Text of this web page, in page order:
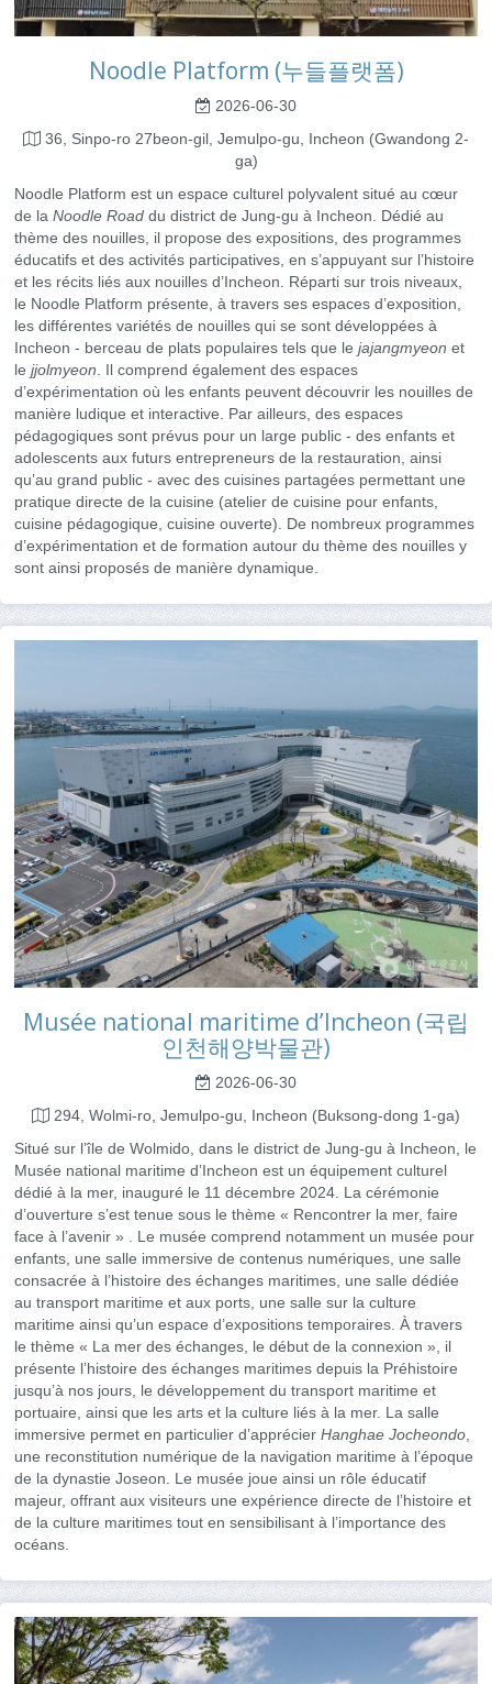
Noodle Platform (누들플랫폼)
2026-06-30
36, Sinpo-ro 27beon-gil, Jemulpo-gu, Incheon (Gwandong 2-
ga)
Noodle Platform est un espace culturel polyvalent situé au cœur
de la Noodle Road du district de Jung-gu à Incheon. Dédié au
thème des nouilles, il propose des expositions, des programmes
éducatifs et des activités participatives, en s’appuyant sur l’histoire
et les récits liés aux nouilles d’Incheon. Réparti sur trois niveaux,
le Noodle Platform présente, à travers ses espaces d’exposition,
les différentes variétés de nouilles qui se sont développées à
Incheon - berceau de plats populaires tels que le jajangmyeon et
le jjolmyeon . Il comprend également des espaces
d’expérimentation où les enfants peuvent découvrir les nouilles de
manière ludique et interactive. Par ailleurs, des espaces
pédagogiques sont prévus pour un large public - des enfants et
adolescents aux futurs entrepreneurs de la restauration, ainsi
qu’au grand public - avec des cuisines partagées permettant une
pratique directe de la cuisine (atelier de cuisine pour enfants,
cuisine pédagogique, cuisine ouverte). De nombreux programmes
d’expérimentation et de formation autour du thème des nouilles y
sont ainsi proposés de manière dynamique.
Musée national maritime d’Incheon (국립
인천해양박물관)
2026-06-30
294, Wolmi-ro, Jemulpo-gu, Incheon (Buksong-dong 1-ga)
Situé sur l’île de Wolmido, dans le district de Jung-gu à Incheon, le
Musée national maritime d’Incheon est un équipement culturel
dédié à la mer, inauguré le 11 décembre 2024. La cérémonie
d’ouverture s’est tenue sous le thème « Rencontrer la mer, faire
face à l’avenir » . Le musée comprend notamment un musée pour
enfants, une salle immersive de contenus numériques, une salle
consacrée à l’histoire des échanges maritimes, une salle dédiée
au transport maritime et aux ports, une salle sur la culture
maritime ainsi qu’un espace d’expositions temporaires. À travers
le thème « La mer des échanges, le début de la connexion », il
présente l’histoire des échanges maritimes depuis la Préhistoire
jusqu’à nos jours, le développement du transport maritime et
portuaire, ainsi que les arts et la culture liés à la mer. La salle
immersive permet en particulier d’apprécier Hanghae Jocheondo
une reconstitution numérique de la navigation maritime à l’époque
de la dynastie Joseon. Le musée joue ainsi un rôle éducatif
majeur, offrant aux visiteurs une expérience directe de l’histoire et
de la culture maritimes tout en sensibilisant à l’importance des
océans.